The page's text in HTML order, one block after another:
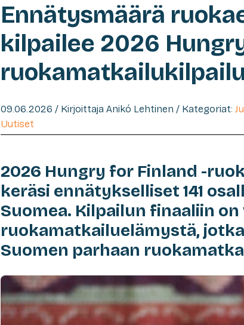
Ennätysmäärä
kilpailee 2026
09.06.2026 / Kirjoittaja Anikó Lehtinen / Kategoriat:
Uutiset
2026 Hungry for Finland -
keräsi ennätykselliset 141
Suomea. Kilpailun finaaliin
ruokamatkailuelämystä,
Suomen parhaan